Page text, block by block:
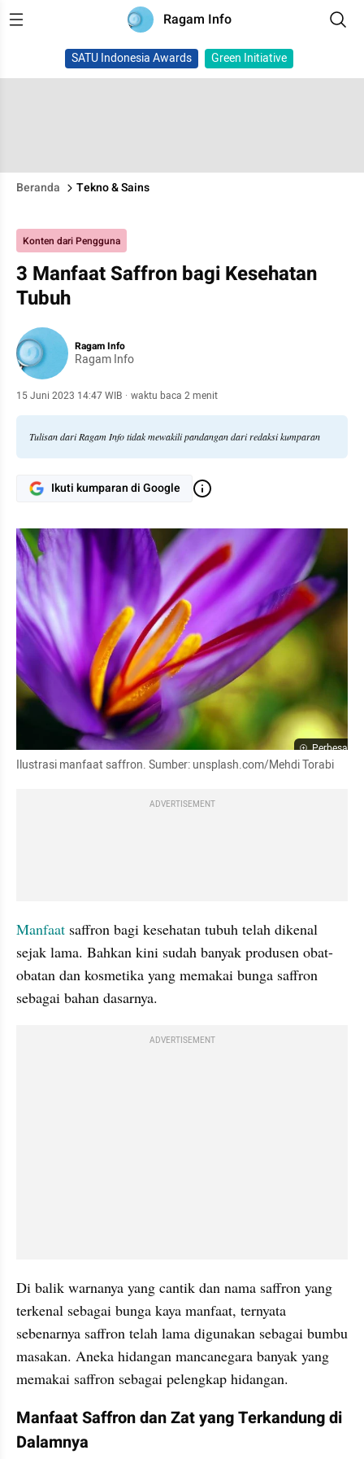
Ragam Info
SATU Indonesia Awards Green Initiative
Beranda Tekno & Sains
Konten dari Pengguna
3 Manfaat Saffron bagi Kesehatan
Tubuh
Ragam Info
Ragam Info
15 Juni 2023 14:47 WIB · waktu baca 2 menit
Tulisan dari Ragam Info tidak mewakili pandangan dari redaksi kumparan
Ikuti kumparan di Google
Perbesar
Ilustrasi manfaat saffron. Sumber: unsplash.com/Mehdi Torabi
ADVERTISEMENT
Manfaat saffron bagi kesehatan tubuh telah dikenal
sejak lama. Bahkan kini sudah banyak produsen obat-
obatan dan kosmetika yang memakai bunga saffron
sebagai bahan dasarnya.
ADVERTISEMENT
Di balik warnanya yang cantik dan nama saffron yang
terkenal sebagai bunga kaya manfaat, ternyata
sebenarnya saffron telah lama digunakan sebagai bumbu
masakan. Aneka hidangan mancanegara banyak yang
memakai saffron sebagai pelengkap hidangan.
Manfaat Saffron dan Zat yang Terkandung di
Dalamnya